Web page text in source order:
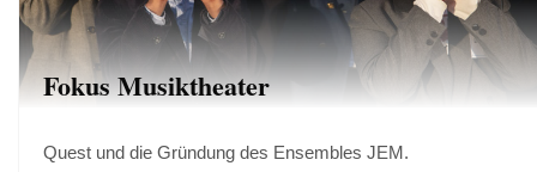
Fokus Musiktheater
Quest und die Gründung des Ensembles JEM.